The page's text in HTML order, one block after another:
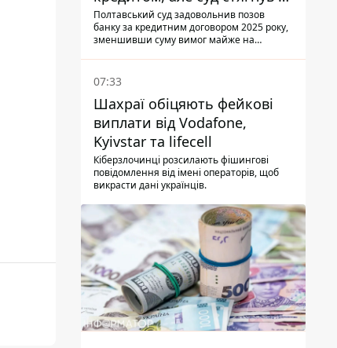
боржниці лише 22 тис. грн
Полтавський суд задовольнив позов
банку за кредитним договором 2025 року,
зменшивши суму вимог майже на
07:33
Шахраї обіцяють фейкові
виплати від Vodafone,
Kyivstar та lifecell
Кіберзлочинці розсилають фішингові
повідомлення від імені операторів, щоб
викрасти дані українців.